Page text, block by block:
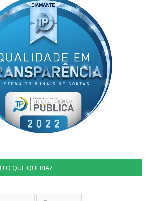
O QUE QUERIA?